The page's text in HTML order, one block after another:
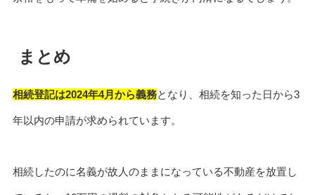
まとめ
相続登記は2024年4月から義務となり、相続を知った日から3
年以内の申請が求められています。
相続したのに名義が故人のままになっている不動産を放置し